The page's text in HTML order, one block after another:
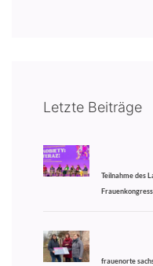
Letzte Beiträge
Teilnahme des
frauenorte